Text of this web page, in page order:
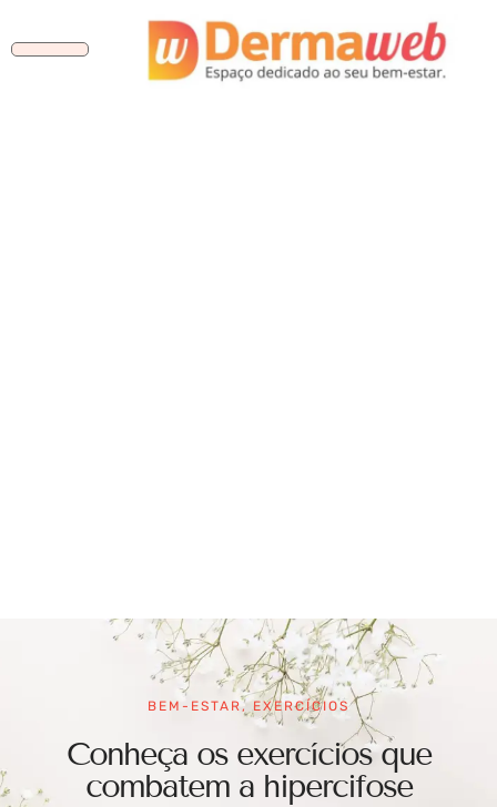
BEM-ESTAR, EXERCÍCIOS
Conheça os exercícios que
combatem a hipercifose